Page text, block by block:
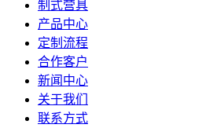
制式营具
产品中心
定制流程
合作客户
新闻中心
关于我们
联系方式